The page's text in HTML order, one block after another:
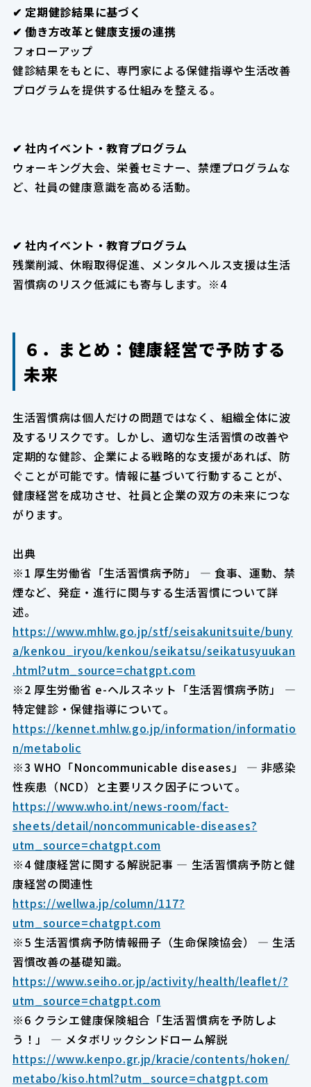
✔ 定期健診結果に基づく
✔ 働き方改革と健康支援の連携
フォローアップ
健診結果をもとに、専門家による保健指導や生活改善
プログラムを提供する仕組みを整える。
✔ 社内イベント・教育プログラム
ウォーキング大会、栄養セミナー、禁煙プログラムな
ど、社員の健康意識を高める活動。
✔ 社内イベント・教育プログラム
残業削減、休暇取得促進、メンタルヘルス支援は生活
習慣病のリスク低減にも寄与します。※4
６．まとめ：健康経営で予防する
未来
生活習慣病は個人だけの問題ではなく、組織全体に波
及するリスクです。しかし、適切な生活習慣の改善や
定期的な健診、企業による戦略的な支援があれば、防
ぐことが可能です。情報に基づいて行動することが、
健康経営を成功させ、社員と企業の双方の未来につな
がります。
出典
※1 厚生労働省「生活習慣病予防」 — 食事、運動、禁
煙など、発症・進行に関与する生活習慣について詳
述。
https://www.mhlw.go.jp/stf/seisakunitsuite/buny
a/kenkou_iryou/kenkou/seikatsu/seikatusyuukan
.html?utm_source=chatgpt.com
※2 厚生労働省 e-ヘルスネット「生活習慣病予防」 —
特定健診・保健指導について。
https://kennet.mhlw.go.jp/information/informatio
n/metabolic
※3 WHO「Noncommunicable diseases」 — 非感染
性疾患（NCD）と主要リスク因子について。
https://www.who.int/news-room/fact-
sheets/detail/noncommunicable-diseases?
utm_source=chatgpt.com
※4 健康経営に関する解説記事 — 生活習慣病予防と健
康経営の関連性
https://wellwa.jp/column/117?
utm_source=chatgpt.com
※5 生活習慣病予防情報冊子（生命保険協会） — 生活
習慣改善の基礎知識。
https://www.seiho.or.jp/activity/health/leaflet/?
utm_source=chatgpt.com
※6 クラシエ健康保険組合「生活習慣病を予防しよ
う！」 — メタボリックシンドローム解説
https://www.kenpo.gr.jp/kracie/contents/hoken/
metabo/kiso.html?utm_source=chatgpt.com